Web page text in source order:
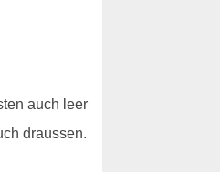
auch leer
draussen.